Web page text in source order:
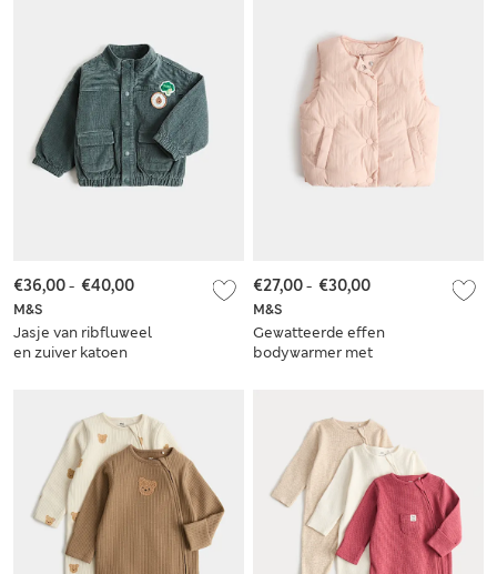
M&S
Jasje van ribfluweel
en zuiver katoen
€36,00- €40,00
M&S
Gewatteerde effen
bodywarmer met
€27,00- €30,00